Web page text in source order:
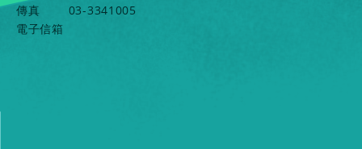
傳真
03-3341005
電子信箱